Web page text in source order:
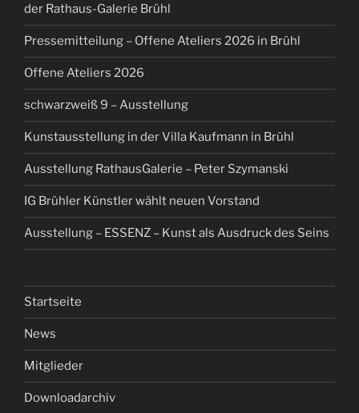
der Rathaus-Galerie Brühl
Pressemitteilung – Offene Ateliers 2026 in Brühl
Offene Ateliers 2026
schwarzweiß 9 – Ausstellung
Kunstausstellung in der Villa Kaufmann in Brühl
Ausstellung RathausGalerie – Peter Szymanski
IG Brühler Künstler wählt neuen Vorstand
Ausstellung – ESSENZ – Kunst als Ausdruck des Seins
Startseite
News
Mitglieder
Downloadarchiv